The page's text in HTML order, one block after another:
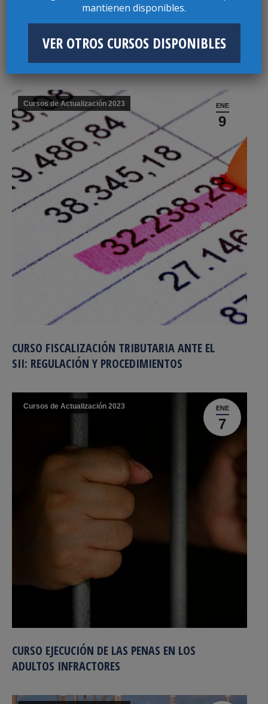
CURSO TEORÍA DEL CASO Y LITIGACIÓN
COMPLEJA
ENE
9
Cursos de Actualización 2023
CURSO FISCALIZACIÓN TRIBUTARIA ANTE EL
SII: REGULACIÓN Y PROCEDIMIENTOS
ENE
7
Cursos de Actualización 2023
CURSO EJECUCIÓN DE LAS PENAS EN LOS
ADULTOS INFRACTORES
mantienen disponibles.
VER OTROS CURSOS DISPONIBLES